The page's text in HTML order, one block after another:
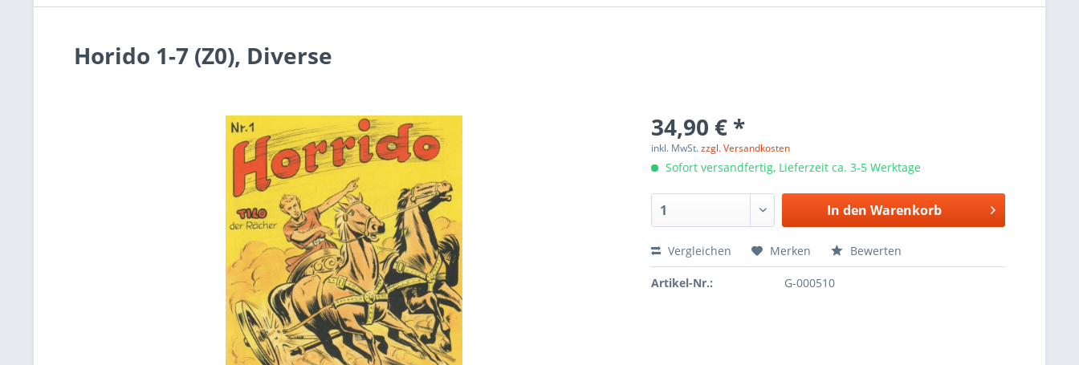
Horido 1-7 (Z0), Diverse
34,90 € *
inkl. MwSt.zzgl. Versandkosten
Sofort versandfertig, Lieferzeit ca. 3-5 Werktage
In den Warenkorb
Vergleichen Merken Bewerten
Artikel-Nr.: G-000510